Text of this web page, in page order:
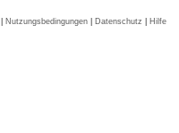
| Nutzungsbedingungen | Datenschutz | Hilfe